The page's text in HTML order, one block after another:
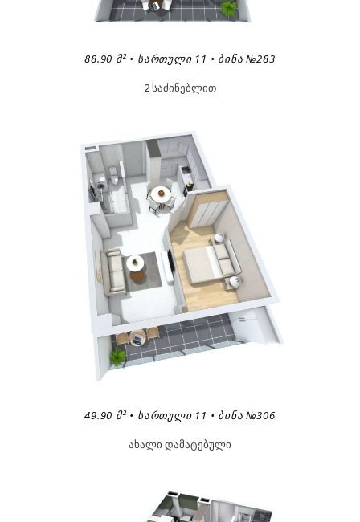
88.90 Მ² • ᲡᲐᲠᲗᲣᲚᲘ 11 • ᲑᲘᲜᲐ №283
2 საძინებლით
49.90 Მ² • ᲡᲐᲠᲗᲣᲚᲘ 11 • ᲑᲘᲜᲐ №306
ახალი დამატებული